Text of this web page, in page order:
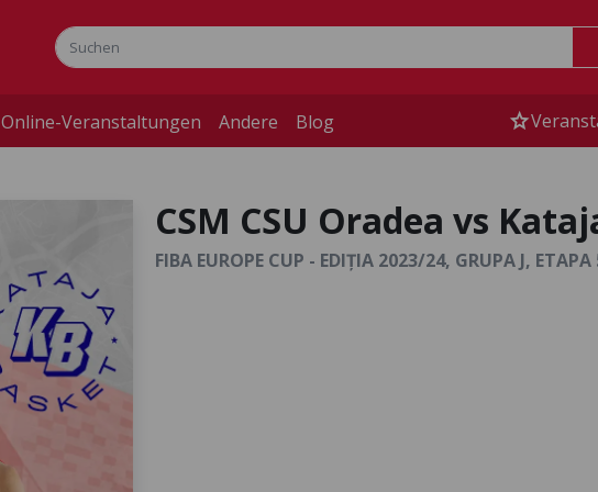
Online-Veranstaltungen Andere Blog star
CSM CSU Oradea vs
FIBA EUROPE CUP - EDIȚIA 2023/24, GRUPA J, ETAPA